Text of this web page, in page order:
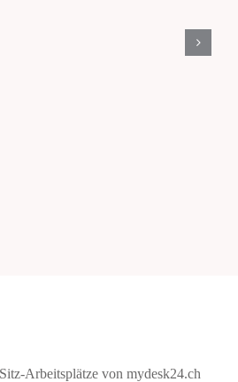
Arbeitsplätze von mydesk24.ch